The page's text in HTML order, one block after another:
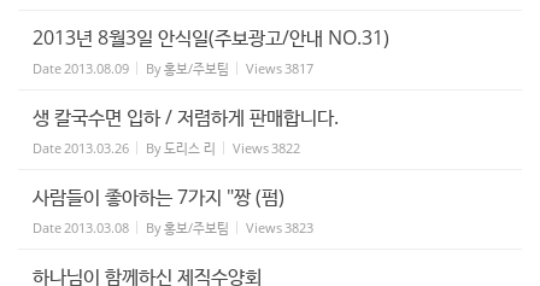
2013년 8월3일 안식일(주보광고/안내 NO.31)
Date2013.08.09 By홍보/주보팀 Views3817
생 칼국수면 입하 / 저렴하게 판매합니다.
Date2013.03.26 By도리스 리 Views3822
사람들이 좋아하는 7가지 "짱 (펌)
Date2013.03.08 By홍보/주보팀 Views3823
하나님이 함께하신 제직수양회